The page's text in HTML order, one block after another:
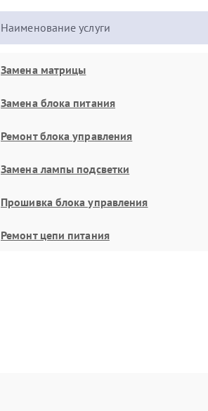
Наименование услуги
Замена матрицы
Замена блока питания
Ремонт блока управления
Замена лампы подсветки
Прошивка блока управления
Ремонт цепи питания